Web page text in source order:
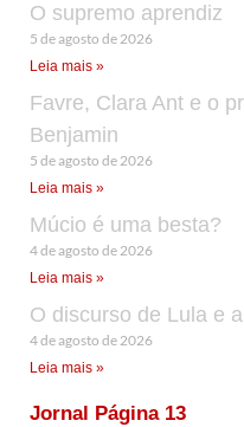
O supremo aprendiz
5 de agosto de 2026
Leia mais »
Favre, Clara Ant e o
Benjamin
5 de agosto de 2026
Leia mais »
Múcio é uma besta?
4 de agosto de 2026
Leia mais »
O discurso de Lula e
4 de agosto de 2026
Leia mais »
Jornal Página 13